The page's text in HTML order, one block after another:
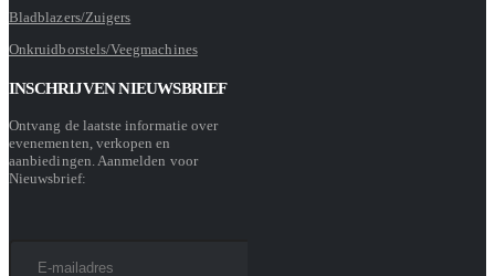
Bladblazers/Zuigers
Onkruidborstels/Veegmachines
INSCHRIJVEN NIEUWSBRIEF
Ontvang de laatste informatie over
evenementen, verkopen en
aanbiedingen. Aanmelden voor
Nieuwsbrief: